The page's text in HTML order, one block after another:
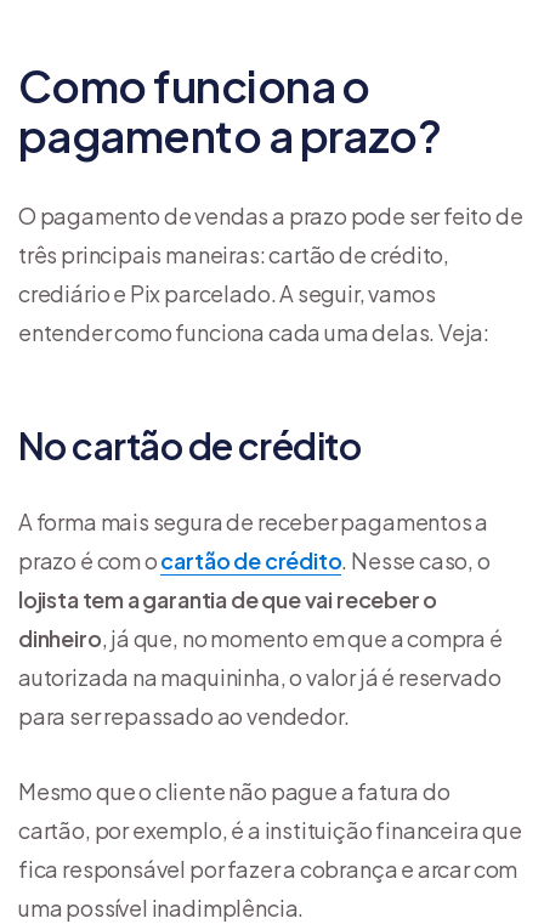
Como funciona o
pagamento a prazo?
O pagamento de vendas a prazo pode ser feito de
três principais maneiras: cartão de crédito,
crediário e Pix parcelado. A seguir, vamos
entender como funciona cada uma delas. Veja:
No cartão de crédito
A forma mais segura de receber pagamentos a
prazo é com ocartão de crédito. Nesse caso, o
lojista tem a garantia de que vai receber o
dinheiro, já que, no momento em que a compra é
autorizada na maquininha, o valor já é reservado
para ser repassado ao vendedor.
Mesmo que o cliente não pague a fatura do
cartão, por exemplo, é a instituição financeira que
fica responsável por fazer a cobrança e arcar com
uma possível inadimplência.